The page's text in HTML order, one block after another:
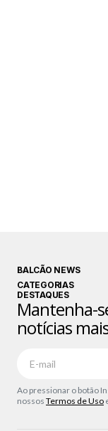
BALCÃO NEWS
CATEGORIAS
DESTAQUES
Mantenha-
notícias
Ao pressionar o botão
nossos Termos de Uso